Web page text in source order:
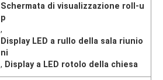
Schermata di visualizzazione roll-u
p
,
Display LED a rullo della sala riunio
ni
, Display a LED rotolo della chiesa